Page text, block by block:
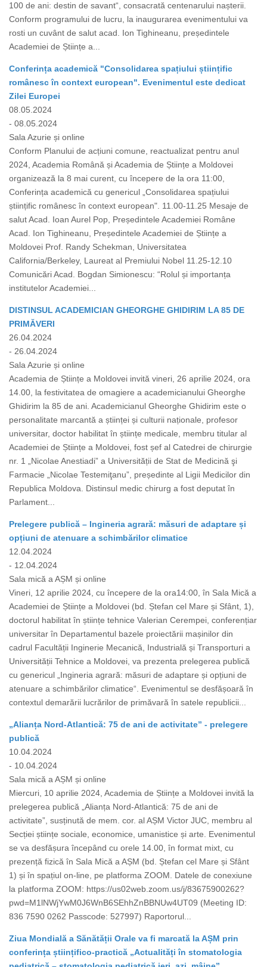
100 de ani: destin de savant“, consacrată centenarului nașterii.
Conform programului de lucru, la inaugurarea evenimentului va
rosti un cuvânt de salut acad. Ion Tighineanu, președintele
Academiei de Științe a...
Conferința academică "Consolidarea spațiului științific
românesc în context european". Evenimentul este dedicat
Zilei Europei
08.05.2024
- 08.05.2024
Sala Azurie și online
Conform Planului de acțiuni comune, reactualizat pentru anul
2024, Academia Română și Academia de Științe a Moldovei
organizează la 8 mai curent, cu începere de la ora 11:00,
Conferința academică cu genericul „Consolidarea spațiului
științific românesc în context european". 11.00-11.25 Mesaje de
salut Acad. Ioan Aurel Pop, Președintele Academiei Române
Acad. Ion Tighineanu, Președintele Academiei de Științe a
Moldovei Prof. Randy Schekman, Universitatea
California/Berkeley, Laureat al Premiului Nobel 11.25-12.10
Comunicări Acad. Bogdan Simionescu: “Rolul și importanța
institutelor Academiei...
DISTINSUL ACADEMICIAN GHEORGHE GHIDIRIM LA 85 DE
PRIMĂVERI
26.04.2024
- 26.04.2024
Sala Azurie și online
Academia de Științe a Moldovei invită vineri, 26 aprilie 2024, ora
14.00, la festivitatea de omagiere a academicianului Gheorghe
Ghidirim la 85 de ani. Academicianul Gheorghe Ghidirim este o
personalitate marcantă a științei și culturii naționale, profesor
universitar, doctor habilitat în științe medicale, membru titular al
Academiei de Științe a Moldovei, fost șef al Catedrei de chirurgie
nr. 1 „Nicolae Anestiadi” a Universității de Stat de Medicină şi
Farmacie „Nicolae Testemiţanu”, președinte al Ligii Medicilor din
Republica Moldova. Distinsul medic chirurg a fost deputat în
Parlament...
Prelegere publică – Ingineria agrară: măsuri de adaptare și
opțiuni de atenuare a schimbărilor climatice
12.04.2024
- 12.04.2024
Sala mică a AȘM și online
Vineri, 12 aprilie 2024, cu începere de la ora14:00, în Sala Mică a
Academiei de Științe a Moldovei (bd. Ștefan cel Mare și Sfânt, 1),
doctorul habilitat în științe tehnice Valerian Cerempei, conferențiar
universitar în Departamentul bazele proiectării mașinilor din
cadrul Facultății Inginerie Mecanică, Industrială și Transporturi a
Universității Tehnice a Moldovei, va prezenta prelegerea publică
cu genericul „Ingineria agrară: măsuri de adaptare și opțiuni de
atenuare a schimbărilor climatice“. Evenimentul se desfășoară în
contextul demarării lucrărilor de primăvară în satele republicii...
„Alianța Nord-Atlantică: 75 de ani de activitate” - prelegere
publică
10.04.2024
- 10.04.2024
Sala mică a AȘM și online
Miercuri, 10 aprilie 2024, Academia de Științe a Moldovei invită la
prelegerea publică „Alianța Nord-Atlantică: 75 de ani de
activitate”, susținută de mem. cor. al AȘM Victor JUC, membru al
Secției științe sociale, economice, umanistice și arte. Evenimentul
se va desfășura începând cu orele 14.00, în format mixt, cu
prezență fizică în Sala Mică a AȘM (bd. Ștefan cel Mare și Sfânt
1) și în spațiul on-line, pe platforma ZOOM. Datele de conexiune
la platforma ZOOM: https://us02web.zoom.us/j/83675900262?
pwd=M1lNWjYwM0J6WnB6SEhhZnBBNUw4UT09 (Meeting ID:
836 7590 0262 Passcode: 527997) Raportorul...
Ziua Mondială a Sănătății Orale va fi marcată la AȘM prin
conferința științifico-practică „Actualități în stomatologia